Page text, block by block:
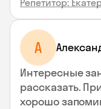
Репетитор:
А
Интересные
рассказать.
хорошо